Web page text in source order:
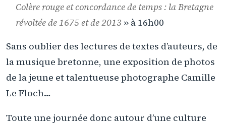
Colère rouge et concordance de temps : la Bretagne
révoltée de 1675 et de 2013 » à 16h00
Sans oublier des lectures de textes d’auteurs, de
la musique bretonne, une exposition de photos
de la jeune et talentueuse photographe Camille
Le Floch…
Toute une journée donc autour d’une culture